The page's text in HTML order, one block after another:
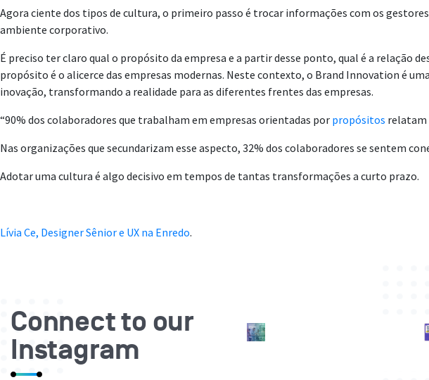
Agora ciente dos tipos de cultura, o primeiro passo é trocar informações com os
ambiente corporativo.
É preciso ter claro qual o propósito da empresa e a partir desse ponto, qual é a relação
propósito é o alicerce das empresas modernas. Neste contexto, o Brand Innovation é
inovação, transformando a realidade para as diferentes frentes das empresas.
“90% dos colaboradores que trabalham em empresas orientadas por propósitos relatam
Nas organizações que secundarizam esse aspecto, 32% dos colaboradores se sentem
Adotar uma cultura é algo decisivo em tempos de tantas transformações a curto prazo.
Lívia Ce, Designer Sênior e UX na Enredo.
Connect to our
Instagram